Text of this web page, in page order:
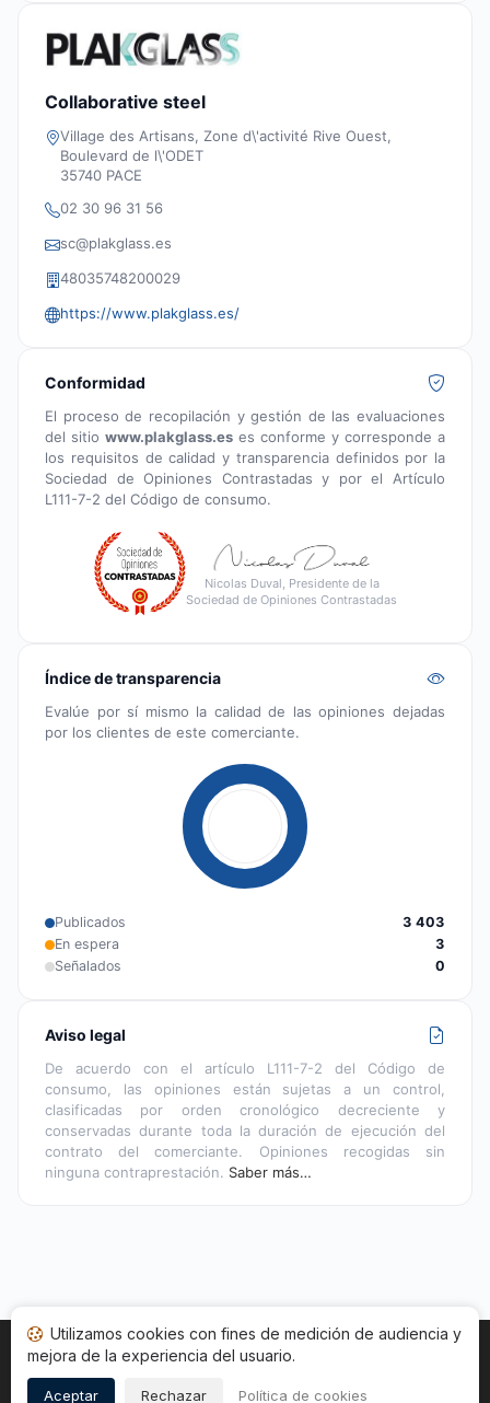
Collaborative steel
Village des Artisans, Zone d\'activité Rive Ouest,
Boulevard de l\'ODET
35740 PACE
02 30 96 31 56
sc@plakglass.es
48035748200029
https://www.plakglass.es/
Conformidad
El proceso de recopilación y gestión de las evaluaciones
del sitio www.plakglass.es es conforme y corresponde a
los requisitos de calidad y transparencia definidos por la
Sociedad de Opiniones Contrastadas y por el Artículo
L111-7-2 del Código de consumo.
Nicolas Duval, Presidente de la
Sociedad de Opiniones Contrastadas
Índice de transparencia
Evalúe por sí mismo la calidad de las opiniones dejadas
por los clientes de este comerciante.
Publicados
3 403
En espera
3
Señalados
0
Aviso legal
De acuerdo con el artículo L111-7-2 del Código de
consumo, las opiniones están sujetas a un control,
clasificadas por orden cronológico decreciente y
conservadas durante toda la duración de ejecución del
contrato del comerciante. Opiniones recogidas sin
ninguna contraprestación. Saber más…
Inicio Estado opiniones Categorías
Utilizamos cookies con fines de medición de audiencia y
mejora de la experiencia del usuario.
Aceptar Rechazar Política de cookies